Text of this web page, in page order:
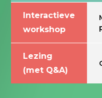
Interactieve
workshop
Lezing
(met Q&A)